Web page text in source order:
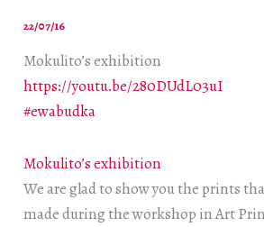
22/07/16
Mokulito’s exhibition
https://youtu.be/280DUdL03uI
‪#‎ewabudka‬
Mokulito’s exhibition
We are glad to show you the prints
made during the workshop in Art